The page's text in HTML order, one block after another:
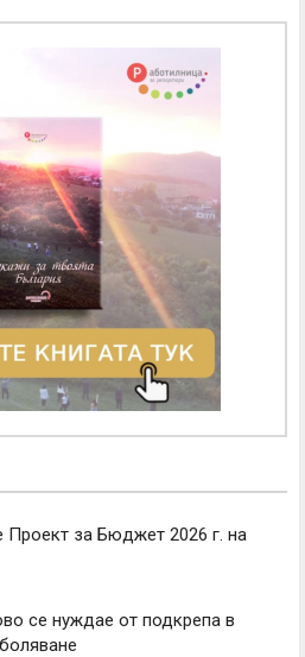
за Бюджет 2026 г. на
се нуждае от подкрепа в